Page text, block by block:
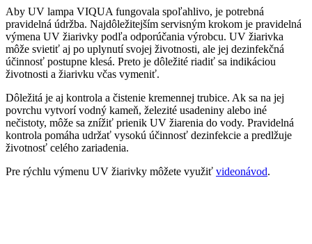
Aby UV lampa VIQUA fungovala spoľahlivo, je potrebná
pravidelná údržba. Najdôležitejším servisným krokom je pravidelná
výmena UV žiarivky podľa odporúčania výrobcu. UV žiarivka
môže svietiť aj po uplynutí svojej životnosti, ale jej dezinfekčná
účinnosť postupne klesá. Preto je dôležité riadiť sa indikáciou
životnosti a žiarivku včas vymeniť.
Dôležitá je aj kontrola a čistenie kremennej trubice. Ak sa na jej
povrchu vytvorí vodný kameň, železité usadeniny alebo iné
nečistoty, môže sa znížiť prienik UV žiarenia do vody. Pravidelná
kontrola pomáha udržať vysokú účinnosť dezinfekcie a predlžuje
životnosť celého zariadenia.
Pre rýchlu výmenu UV žiarivky môžete využiť videonávod.